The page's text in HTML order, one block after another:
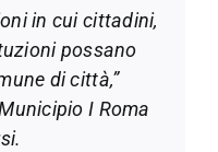
in cui cittadini,
possano
di città,”
I Roma